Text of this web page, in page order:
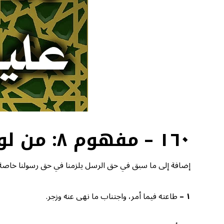
١٦٠ – مفهوم ٨: من لوازم الإيمان برسولنا صلى الله عليه وسلم خاصة
إضافة إلى ما سبق في حق الرسل يلزمنا في حق رسولنا
١ –طاعته فيما أمر، واجتناب ما نهى عنه وزجر.